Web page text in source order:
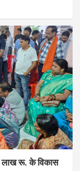
लाख रू. के विकास